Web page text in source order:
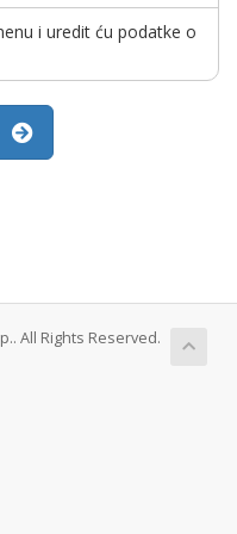
i uredit ću podatke o
All Rights Reserved.